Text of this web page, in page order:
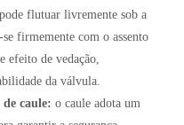
flutuar livremente sob a
firmemente com o assento
efeito de vedação,
da válvula.
caule: o caule adota um